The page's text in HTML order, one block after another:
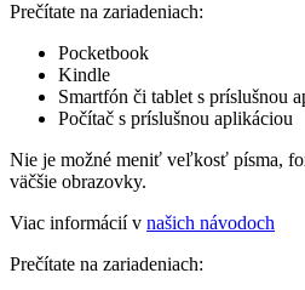
Prečítate na zariadeniach:
Pocketbook
Kindle
Smartfón či tablet s príslušnou
Počítač s príslušnou aplikáciou
Nie je možné meniť veľkosť písma,
väčšie obrazovky.
Viac informácií v našich návodoch
Prečítate na zariadeniach: